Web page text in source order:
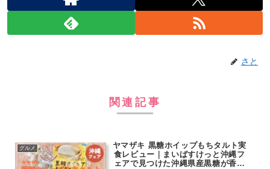
さと
関連記事
グルメ
ヤマザキ 黒糖ホイップもちタルト実
食レビュー｜まいばすけっと沖縄フ
ェアで見つけた沖縄県産黒糖が香る